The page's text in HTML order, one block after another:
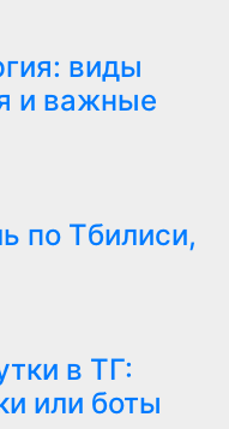
виды
и важные
по Тбилиси,
в ТГ:
или боты